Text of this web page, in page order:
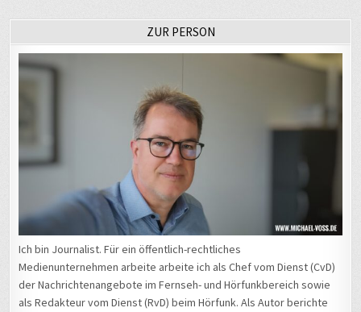
ZUR PERSON
Ich bin Journalist. Für ein öffentlich-rechtliches
Medienunternehmen arbeite arbeite ich als Chef vom Dienst (CvD)
der Nachrichtenangebote im Fernseh- und Hörfunkbereich sowie
als Redakteur vom Dienst (RvD) beim Hörfunk. Als Autor berichte